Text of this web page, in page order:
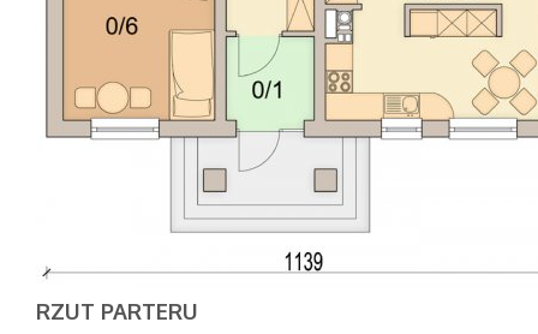
RZUT PARTERU